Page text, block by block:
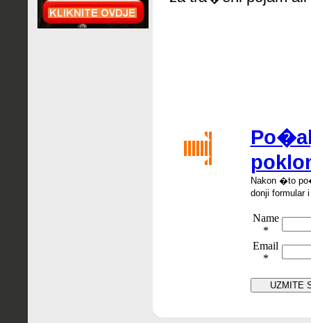
Nakon �to po
donji formular
Name
*
Email
*